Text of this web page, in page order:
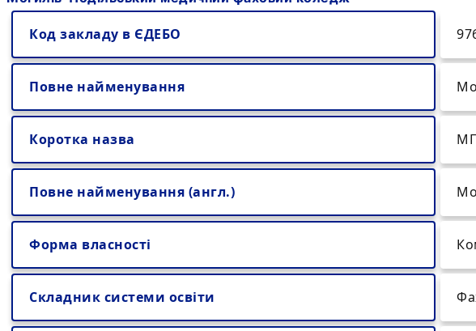
Код закладу в ЄДЕБО
Повне найменування
Коротка назва
Повне найменування (англ.)
Форма власності
Складник системи освіти